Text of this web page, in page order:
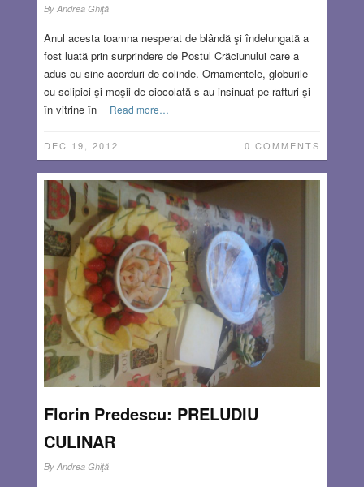
By Andrea Ghiţă
Anul acesta toamna nesperat de blândă şi îndelungată a
fost luată prin surprindere de Postul Crăciunului care a
adus cu sine acorduri de colinde. Ornamentele, globurile
cu sclipici şi moşii de ciocolată s-au insinuat pe rafturi şi
în vitrine în
Read more…
DEC 19, 2012 0 COMMENTS
Florin Predescu: PRELUDIU
CULINAR
By Andrea Ghiţă